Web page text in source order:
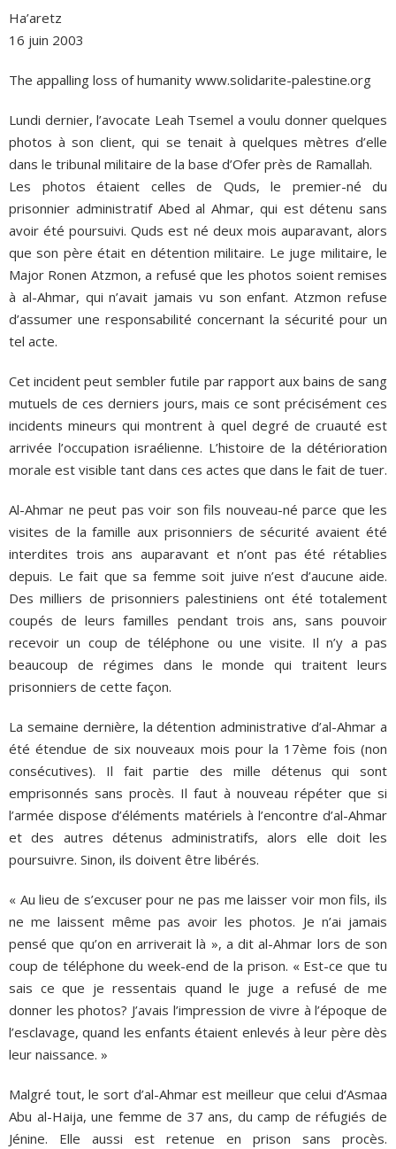
Ha’aretz
16 juin 2003
The appalling loss of humanity www.solidarite-palestine.org
Lundi dernier, l’avocate Leah Tsemel a voulu donner quelques
photos à son client, qui se tenait à quelques mètres d’elle
dans le tribunal militaire de la base d’Ofer près de Ramallah.
Les photos étaient celles de Quds, le premier-né du
prisonnier administratif Abed al Ahmar, qui est détenu sans
avoir été poursuivi. Quds est né deux mois auparavant, alors
que son père était en détention militaire. Le juge militaire, le
Major Ronen Atzmon, a refusé que les photos soient remises
à al-Ahmar, qui n’avait jamais vu son enfant. Atzmon refuse
d’assumer une responsabilité concernant la sécurité pour un
tel acte.
Cet incident peut sembler futile par rapport aux bains de sang
mutuels de ces derniers jours, mais ce sont précisément ces
incidents mineurs qui montrent à quel degré de cruauté est
arrivée l’occupation israélienne. L’histoire de la détérioration
morale est visible tant dans ces actes que dans le fait de tuer.
Al-Ahmar ne peut pas voir son fils nouveau-né parce que les
visites de la famille aux prisonniers de sécurité avaient été
interdites trois ans auparavant et n’ont pas été rétablies
depuis. Le fait que sa femme soit juive n’est d’aucune aide.
Des milliers de prisonniers palestiniens ont été totalement
coupés de leurs familles pendant trois ans, sans pouvoir
recevoir un coup de téléphone ou une visite. Il n’y a pas
beaucoup de régimes dans le monde qui traitent leurs
prisonniers de cette façon.
La semaine dernière, la détention administrative d’al-Ahmar a
été étendue de six nouveaux mois pour la 17ème fois (non
consécutives). Il fait partie des mille détenus qui sont
emprisonnés sans procès. Il faut à nouveau répéter que si
l’armée dispose d’éléments matériels à l’encontre d’al-Ahmar
et des autres détenus administratifs, alors elle doit les
poursuivre. Sinon, ils doivent être libérés.
« Au lieu de s’excuser pour ne pas me laisser voir mon fils, ils
ne me laissent même pas avoir les photos. Je n’ai jamais
pensé que qu’on en arriverait là », a dit al-Ahmar lors de son
coup de téléphone du week-end de la prison. « Est-ce que tu
sais ce que je ressentais quand le juge a refusé de me
donner les photos? J’avais l’impression de vivre à l’époque de
l’esclavage, quand les enfants étaient enlevés à leur père dès
leur naissance. »
Malgré tout, le sort d’al-Ahmar est meilleur que celui d’Asmaa
Abu al-Haija, une femme de 37 ans, du camp de réfugiés de
Jénine. Elle aussi est retenue en prison sans procès.